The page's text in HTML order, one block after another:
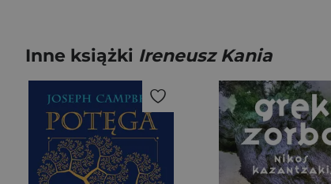
Inne książki Ireneusz Kania